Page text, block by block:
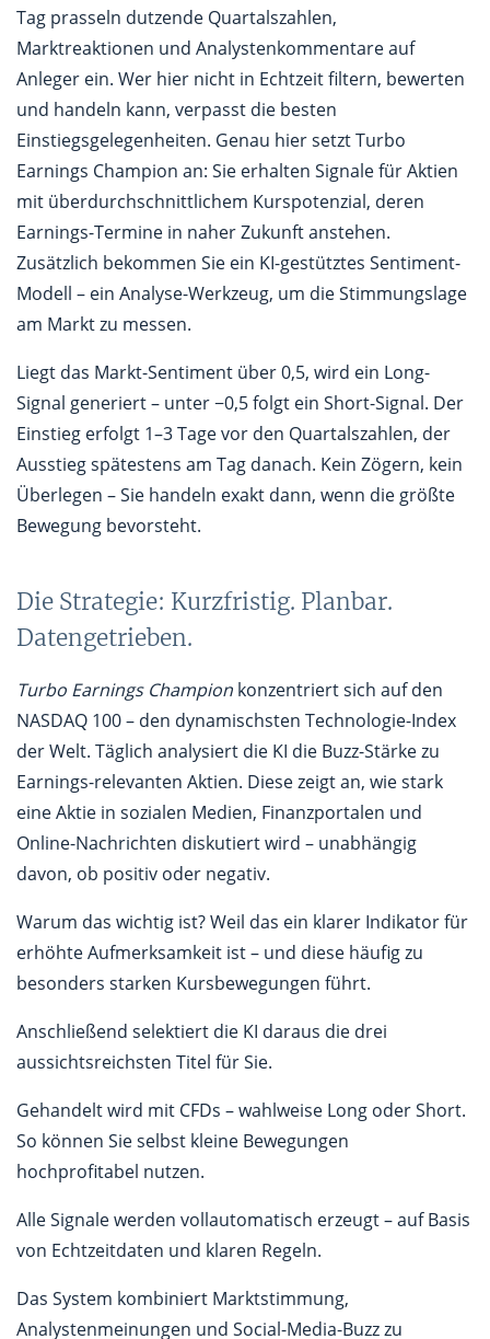
Tag prasseln dutzende Quartalszahlen,
Marktreaktionen und Analystenkommentare auf
Anleger ein. Wer hier nicht in Echtzeit filtern, bewerten
und handeln kann, verpasst die besten
Einstiegsgelegenheiten. Genau hier setzt Turbo
Earnings Champion an: Sie erhalten Signale für Aktien
mit überdurchschnittlichem Kurspotenzial, deren
Earnings-Termine in naher Zukunft anstehen.
Zusätzlich bekommen Sie ein KI-gestütztes Sentiment-
Modell – ein Analyse-Werkzeug, um die Stimmungslage
am Markt zu messen.
Liegt das Markt-Sentiment über 0,5, wird ein Long-
Signal generiert – unter −0,5 folgt ein Short-Signal. Der
Einstieg erfolgt 1–3 Tage vor den Quartalszahlen, der
Ausstieg spätestens am Tag danach. Kein Zögern, kein
Überlegen – Sie handeln exakt dann, wenn die größte
Bewegung bevorsteht.
Die Strategie: Kurzfristig. Planbar.
Datengetrieben.
Turbo Earnings Champion konzentriert sich auf den
NASDAQ 100 – den dynamischsten Technologie-Index
der Welt. Täglich analysiert die KI die Buzz-Stärke zu
Earnings-relevanten Aktien. Diese zeigt an, wie stark
eine Aktie in sozialen Medien, Finanzportalen und
Online-Nachrichten diskutiert wird – unabhängig
davon, ob positiv oder negativ.
Warum das wichtig ist? Weil das ein klarer Indikator für
erhöhte Aufmerksamkeit ist – und diese häufig zu
besonders starken Kursbewegungen führt.
Anschließend selektiert die KI daraus die drei
aussichtsreichsten Titel für Sie.
Gehandelt wird mit CFDs – wahlweise Long oder Short.
So können Sie selbst kleine Bewegungen
hochprofitabel nutzen.
Alle Signale werden vollautomatisch erzeugt – auf Basis
von Echtzeitdaten und klaren Regeln.
Das System kombiniert Marktstimmung,
Analystenmeinungen und Social-Media-Buzz zu